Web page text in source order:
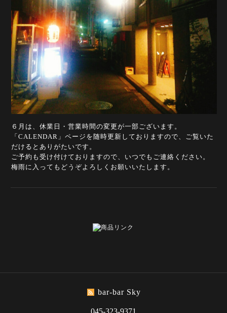
６月は、休業日・営業時間の変更が一部ございます。
「CALENDAR」ページを随時更新しておりますので、ご覧いた
だけるとありがたいです。
ご予約も受け付けておりますので、いつでもご連絡ください。
梅雨に入ってもどうぞよろしくお願いいたします。
bar-bar Sky
045-323-9371